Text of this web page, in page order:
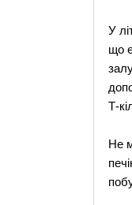
У
що
Т-
Не